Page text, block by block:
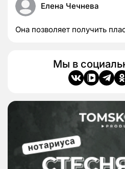
Елена Чечнева
Она позволяет получить
Мы в